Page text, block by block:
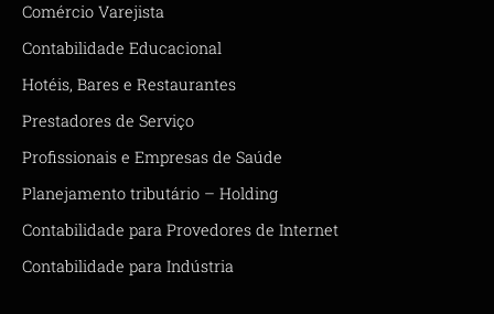
Comércio Varejista
Contabilidade Educacional
Hotéis, Bares e Restaurantes
Prestadores de Serviço
Profissionais e Empresas de Saúde
Planejamento tributário – Holding
Contabilidade para Provedores de Internet
Contabilidade para Indústria